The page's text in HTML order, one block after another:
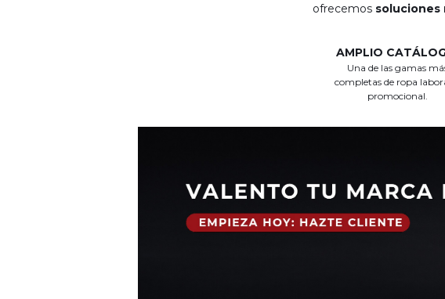
ofrecemos soluciones
AMPLIO
Una de las gamas
completas de ropa
promocional.